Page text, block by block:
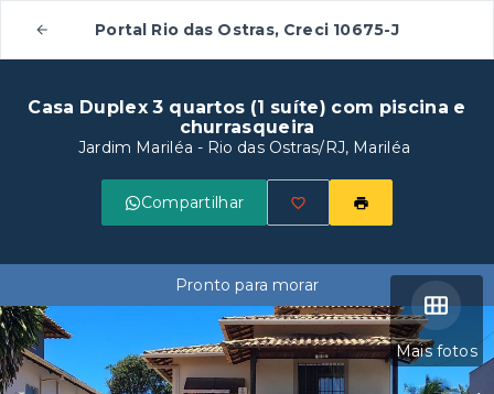
Portal Rio das Ostras, Creci 10675-J
Casa Duplex 3 quartos (1 suíte) com piscina e
churrasqueira
Jardim Mariléa - Rio das Ostras/RJ, Mariléa
Compartilhar
Mais fotos
Pronto para morar